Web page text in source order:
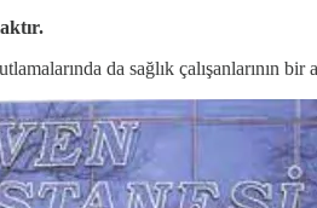
da sağlık çalışanlarının bir